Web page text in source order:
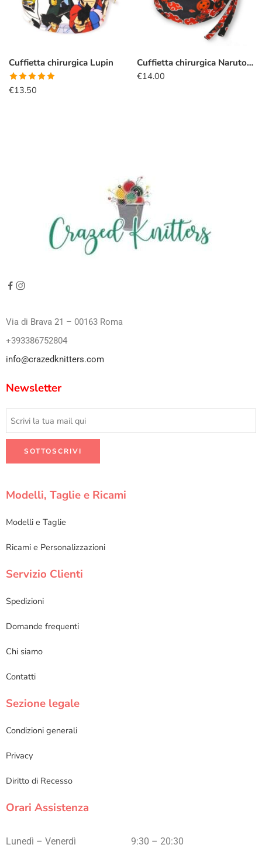
Cuffietta chirurgica Lupin
Valutato
5.00su 5
€13.50
Cuffietta chirurgica Naruto nuvola rossa
€14.00
Via di Brava 21 – 00163 Roma
+393386752804
info@crazedknitters.com
Newsletter
Modelli, Taglie e Ricami
Modelli e Taglie
Ricami e Personalizzazioni
Servizio Clienti
Spedizioni
Domande frequenti
Chi siamo
Contatti
Sezione legale
Condizioni generali
Privacy
Diritto di Recesso
Orari Assistenza
Lunedì – Venerdì 9:30 – 20:30